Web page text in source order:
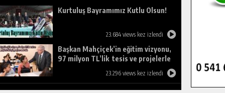
Kurtuluş Bayramımız Kutlu Olsun!
23.684 views kez izlendi
Başkan Mahçiçek’in eğitim vizyonu,
97 milyon TL’lik tesis ve projelerle
23.296 views kez izlendi